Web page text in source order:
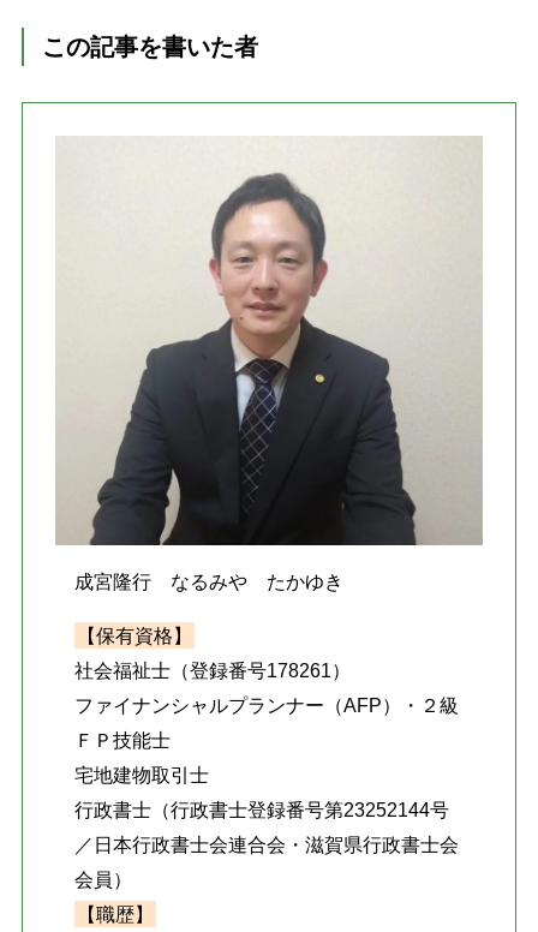
この記事を書いた者
成宮隆行 なるみや たかゆき
【保有資格】
社会福祉士（登録番号178261）
ファイナンシャルプランナー（AFP）・２級
ＦＰ技能士
宅地建物取引士
行政書士（行政書士登録番号第23252144号
／日本行政書士会連合会・滋賀県行政書士会
会員）
【職歴】